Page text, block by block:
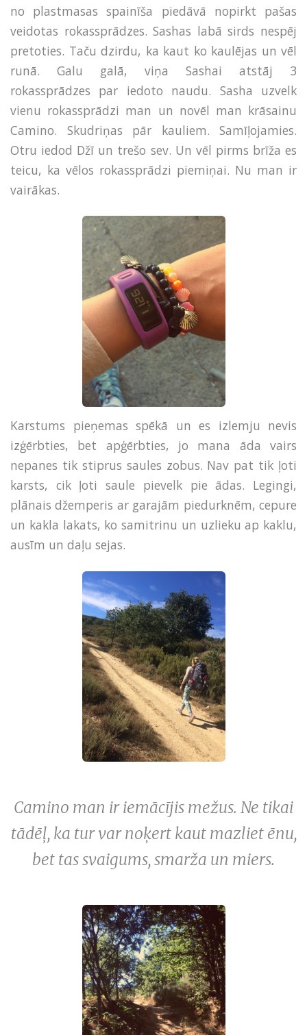
no plastmasas spainīša piedāvā nopirkt pašas
veidotas rokassprādzes. Sashas labā sirds nespēj
pretoties. Taču dzirdu, ka kaut ko kaulējas un vēl
runā. Galu galā, viņa Sashai atstāj 3
rokassprādzes par iedoto naudu. Sasha uzvelk
vienu rokassprādzi man un novēl man krāsainu
Camino. Skudriņas pār kauliem. Samīļojamies.
Otru iedod Džī un trešo sev. Un vēl pirms brīža es
teicu, ka vēlos rokassprādzi piemiņai. Nu man ir
vairākas.
Karstums pieņemas spēkā un es izlemju nevis
izģērbties, bet apģērbties, jo mana āda vairs
nepanes tik stiprus saules zobus. Nav pat tik ļoti
karsts, cik ļoti saule pievelk pie ādas. Legingi,
plānais džemperis ar garajām piedurknēm, cepure
un kakla lakats, ko samitrinu un uzlieku ap kaklu,
ausīm un daļu sejas.
Camino man ir iemācījis mežus. Ne tikai
tādēļ, ka tur var noķert kaut mazliet ēnu,
bet tas svaigums, smarža un miers.